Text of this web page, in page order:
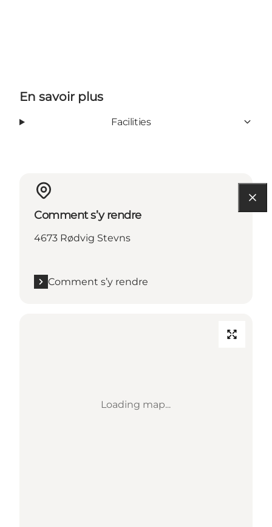
En savoir plus
Facilities
Comment s’y rendre
4673 Rødvig Stevns
Comment s’y rendre
Loading map...